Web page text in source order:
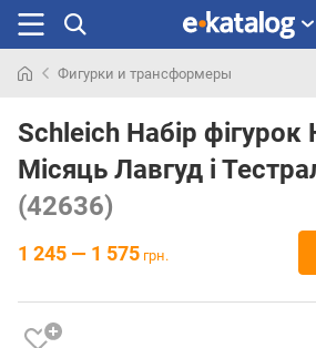
раньше
Фигурки и трансформеры
Schleich Набір
Місяць Лавгуд і
(42636)
1 245 — 1 575 грн.